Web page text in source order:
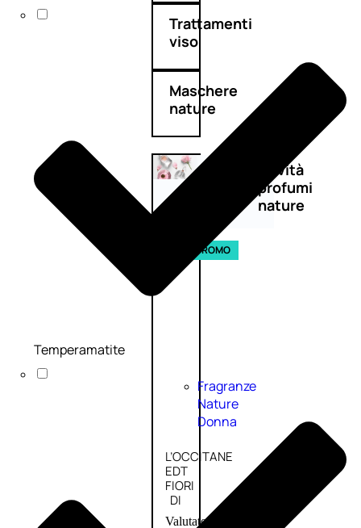
Trattamenti
viso
Maschere
nature
Novità
profumi
nature
PROMO
Fragranze
Nature
Donna
L’OCCITANE
EDT
FIORI
DI
Valutato
Temperamatite